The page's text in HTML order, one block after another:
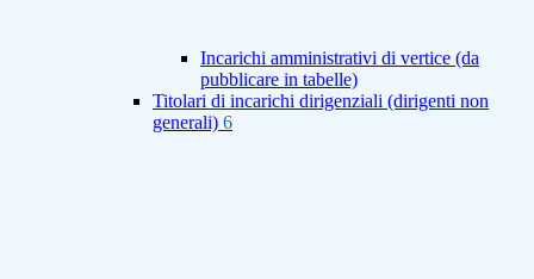
Incarichi amministrativi di vertice (da
pubblicare in tabelle)
Titolari di incarichi dirigenziali (dirigenti non
generali) 6